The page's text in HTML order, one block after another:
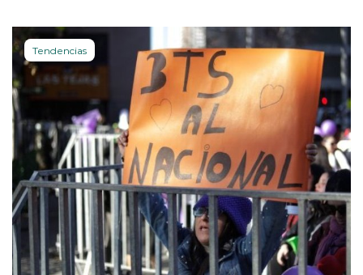
Tendencias